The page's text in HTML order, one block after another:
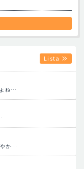
Lista
よね…
やか…